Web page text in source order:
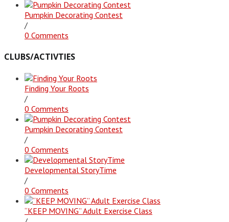
Pumpkin Decorating Contest
/
0 Comments
CLUBS/ACTIVTIES
Finding Your Roots
/
0 Comments
Pumpkin Decorating Contest
/
0 Comments
Developmental StoryTime
/
0 Comments
“KEEP MOVING” Adult Exercise Class